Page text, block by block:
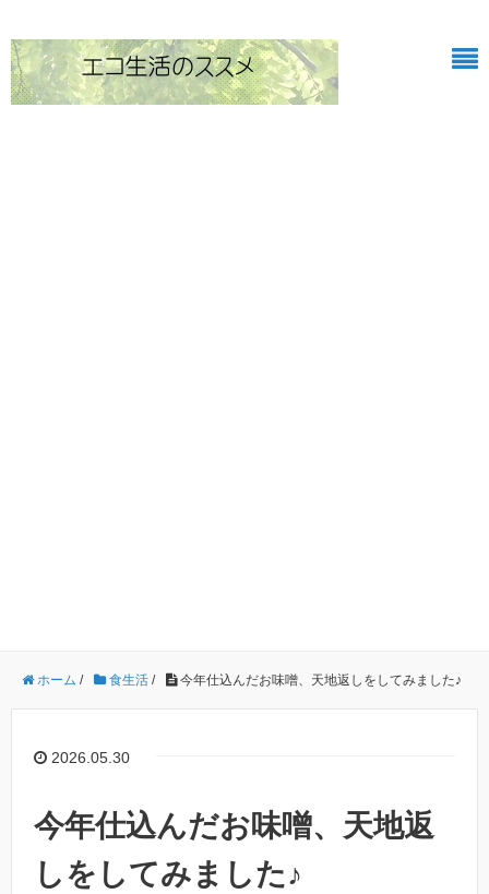
ホーム / 食生活 / 今年仕込んだお味噌、天地返しをしてみました♪
2026.05.30
今年仕込んだお味噌、天地返
しをしてみました♪